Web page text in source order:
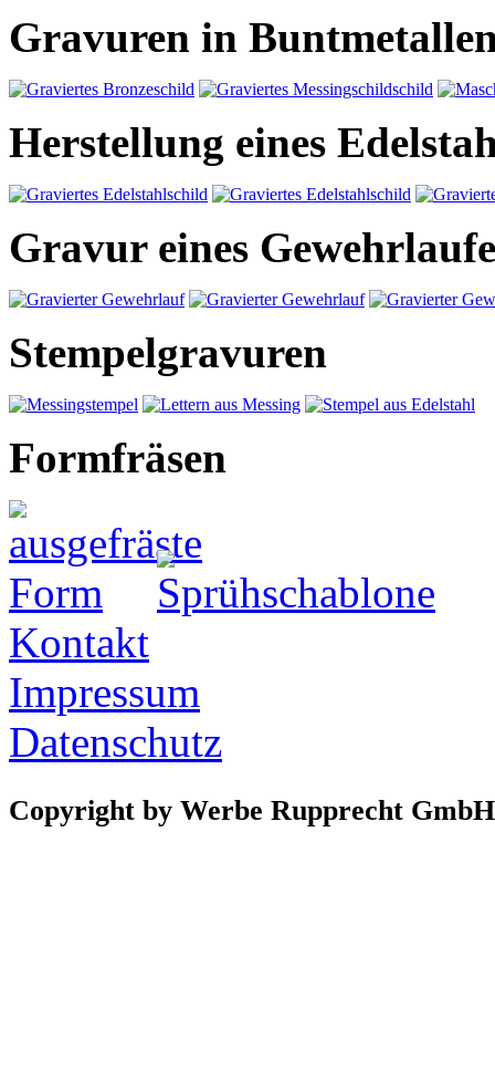
Gravuren in
Herstellung eines
Gravur eines
Stempelgravuren
Formfräsen
Kontakt
Impressum
Datenschutz
Copyright by Werbe Rupprecht